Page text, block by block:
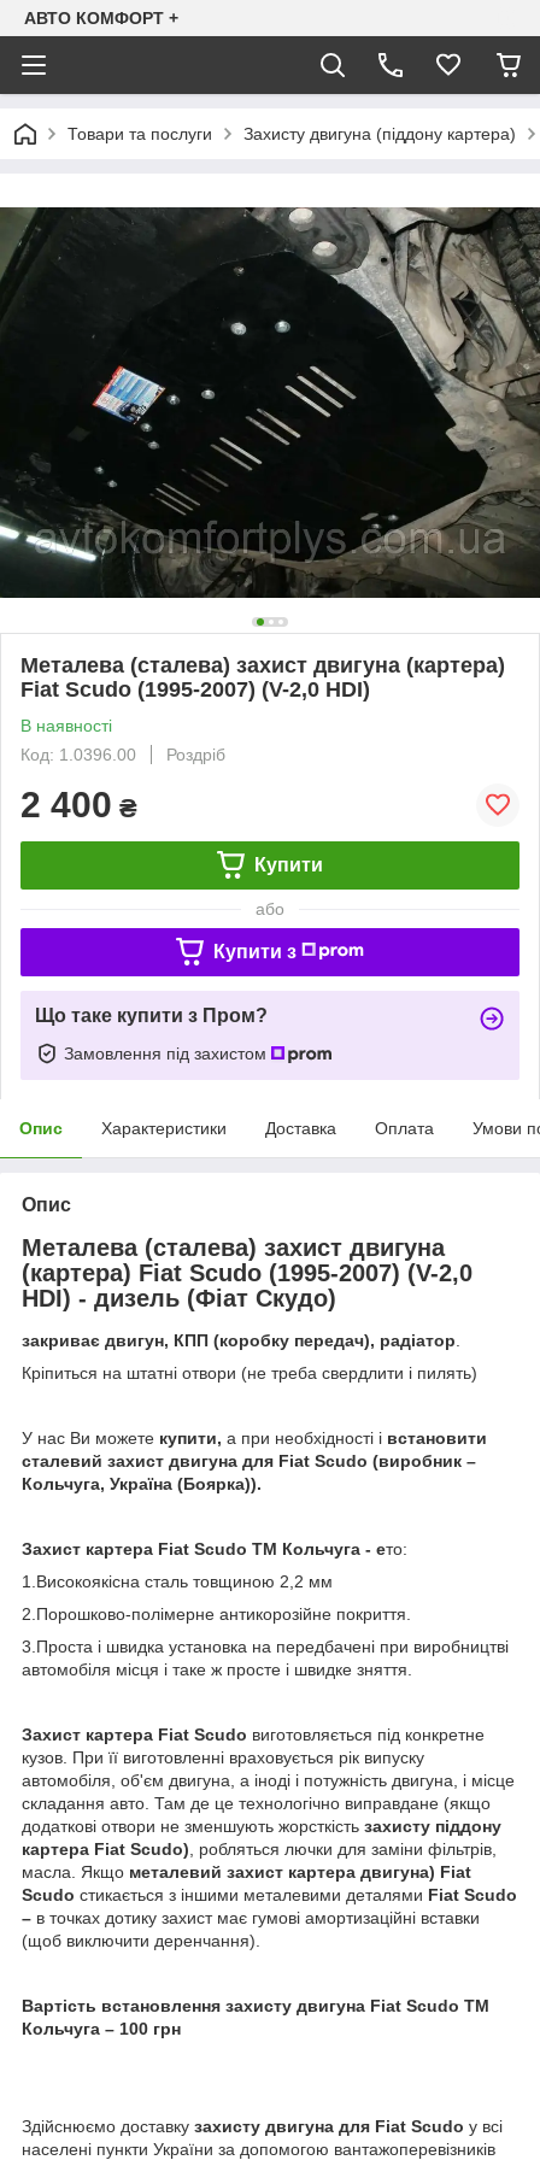
АВТО КОМФОРТ +
Товари та послуги Захисту двигуна (піддону картера)
Металева (сталева) захист двигуна (картера)
Fiat Scudo (1995-2007) (V-2,0 HDI)
В наявності
Код: 1.0396.00
Роздріб
2 400 ₴
Купити
або
Купити з
Що таке купити з Пром?
Замовлення під захистом
Опис Характеристики Доставка Оплата Умови
Опис
Металева (сталева) захист двигуна
(картера) Fiat Scudo (1995-2007) (V-2,0
HDI) - дизель (Фіат Скудо)
закриває двигун, КПП (коробку передач), радіатор.
Кріпиться на штатні отвори (не треба свердлити і пилять)
У нас Ви можете купити, а при необхідності і встановити
сталевий захист двигуна для Fiat Scudo (виробник –
Кольчуга, Україна (Боярка)).
Захист картера Fiat Scudo ТМ Кольчуга - ето:
1.Високоякісна сталь товщиною 2,2 мм
2.Порошково-полімерне антикорозійне покриття.
3.Проста і швидка установка на передбачені при виробництві
автомобіля місця і таке ж просте і швидке зняття.
Захист картера Fiat Scudo виготовляється під конкретне
кузов. При її виготовленні враховується рік випуску
автомобіля, об'єм двигуна, а іноді і потужність двигуна, і місце
складання авто. Там де це технологічно виправдане (якщо
додаткові отвори не зменшують жорсткість захисту піддону
картера Fiat Scudo), робляться лючки для заміни фільтрів,
масла. Якщо металевий захист картера двигуна) Fiat
Scudo стикається з іншими металевими деталями Fiat Scudo
– в точках дотику захист має гумові амортизаційні вставки
(щоб виключити деренчання).
Вартість встановлення захисту двигуна Fiat Scudo ТМ
Кольчуга – 100 грн
Здійснюємо доставку захисту двигуна для Fiat Scudo у всі
населені пункти України за допомогою вантажоперевізників